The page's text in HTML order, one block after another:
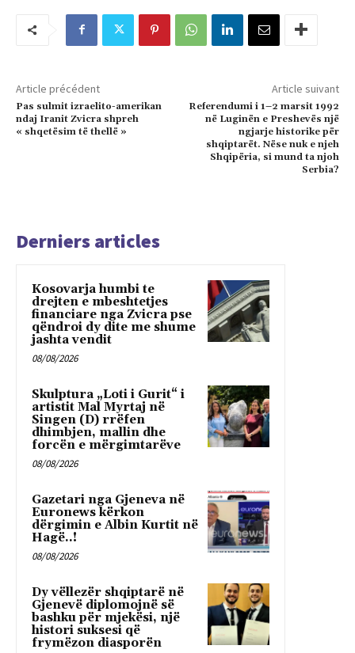
Article précédent
Pas sulmit izraelito-amerikan
ndaj Iranit Zvicra shpreh
« shqetësim të thellë »
Article suivant
Referendumi i 1–2 marsit 1992
në Luginën e Preshevës një
ngjarje historike për
shqiptarët. Nëse nuk e njeh
Shqipëria, si mund ta njoh
Serbia?
Derniers articles
Kosovarja humbi te
drejten e mbeshtetjes
financiare nga Zvicra pse
qëndroi dy dite me shume
jashta vendit
08/08/2026
Skulptura „Loti i Gurit“ i
artistit Mal Myrtaj në
Singen (D) rrëfen
dhimbjen, mallin dhe
forcën e mërgimtarëve
08/08/2026
Gazetari nga Gjeneva në
Euronews kërkon
dërgimin e Albin Kurtit në
Hagë..!
08/08/2026
Dy vëllezër shqiptarë në
Gjenevë diplomojnë së
bashku për mjekësi, një
histori suksesi që
frymëzon diasporën